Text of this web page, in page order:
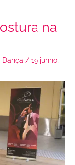
na
Dança /19 junho,